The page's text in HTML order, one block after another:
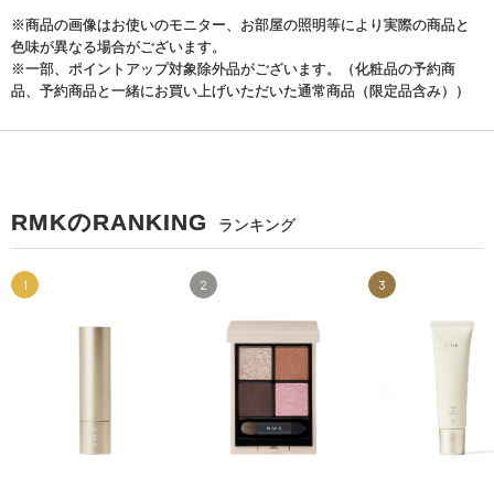
※商品の画像はお使いのモニター、お部屋の照明等により実際の商品と
色味が異なる場合がございます。
※一部、ポイントアップ対象除外品がございます。（化粧品の予約商
品、予約商品と一緒にお買い上げいただいた通常商品（限定品含み））
RMKのRANKING ランキング
1 2 3